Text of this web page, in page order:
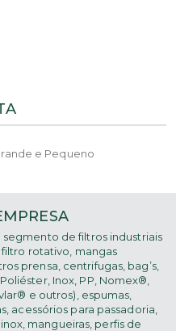
e Pequeno
segmento de filtros industriais
rotativo, mangas
prensa, centrifugas, bag’s,
Inox, PP, Nomex®,
e outros), espumas,
acessórios para passadoria,
mangueiras, perfis de